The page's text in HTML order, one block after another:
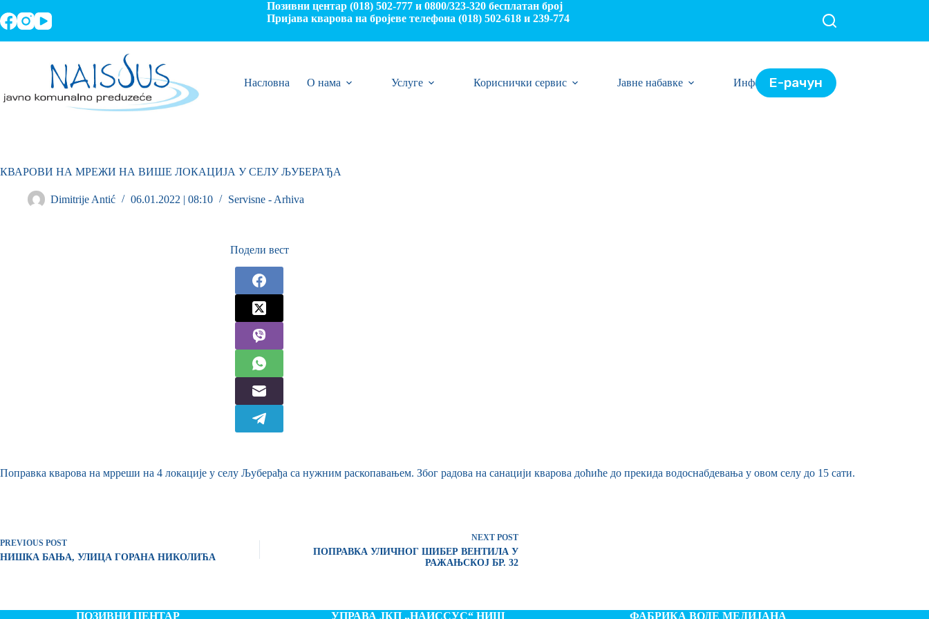
Позивни центар (018) 502-777 и 0800/323-320 бесплатан број
Пријава кварова на бројеве телефона (018) 502-618 и 239-774
Насловна О нама Услуге Кориснички сервис Јавне набавке ИнформацијеЕ-рачун
КВАРОВИ НА МРЕЖИ НА ВИШЕ ЛОКАЦИЈА У СЕЛУ ЉУБЕРАЂА
Dimitrije Antić 06.01.2022 | 08:10 Servisne - Arhiva
Подели вест
Поправка кварова на мрреши на 4 локације у селу Љуберађа са нужним раскопавањем. Због радова на санацији кварова доћиће до прекида водоснабдевања у овом селу до 15 сати.
PREVIOUS POST
НИШКА БАЊА, УЛИЦА ГОРАНА НИКОЛИЋА
NEXT POST
ПОПРАВКА УЛИЧНОГ ШИБЕР ВЕНТИЛА У
РАЖАЊСКОЈ БР. 32
ПОЗИВНИ ЦЕНТАР УПРАВА ЈКП „НАИССУС“ НИШ ФАБРИКА ВОДЕ МЕДИЈАНА